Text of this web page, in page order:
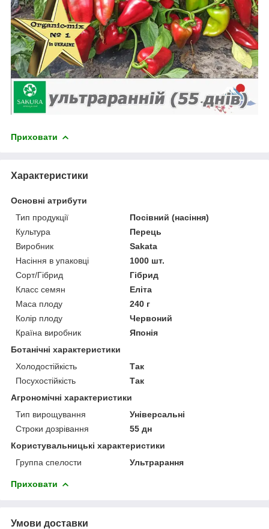
Приховати
Характеристики
Основні атрибути
Тип продукції
Посівний (насіння)
Культура
Перець
Виробник
Sakata
Насіння в упаковці
1000 шт.
Сорт/Гібрид
Гібрид
Класс семян
Еліта
Маса плоду
240 г
Колір плоду
Червоний
Країна виробник
Японія
Ботанічні характеристики
Холодостійкість
Так
Посухостійкість
Так
Агрономічні характеристики
Тип вирощування
Універсальні
Строки дозрівання
55 дн
Користувальницькі характеристики
Группа спелости
Ультрарання
Приховати
Умови доставки